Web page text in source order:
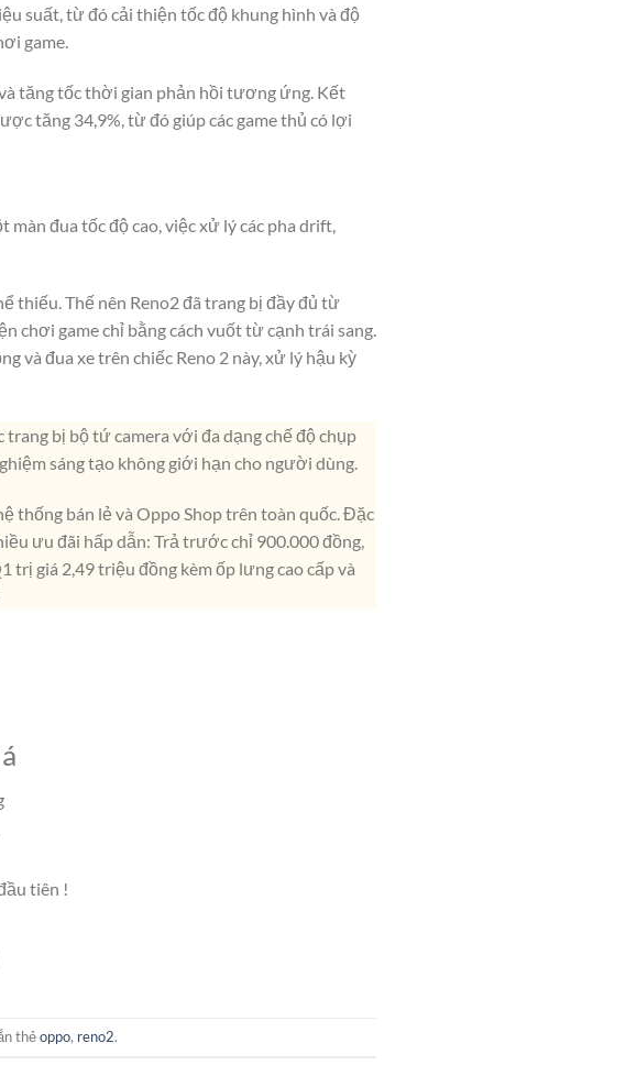
suất, từ đó cải thiện tốc độ khung hình và độ
game.
và tăng tốc thời gian phản hồi tương ứng. Kết
tăng 34,9%, từ đó giúp các game thủ có lợi
đua tốc độ cao, việc xử lý các pha drift,
thiếu. Thế nên Reno2 đã trang bị đầy đủ từ
chơi game chỉ bằng cách vuốt từ cạnh trái sang.
và đua xe trên chiếc Reno 2 này, xử lý hậu kỳ
trang bị bộ tứ camera với đa dạng chế độ chụp
sáng tạo không giới hạn cho người dùng.
thống bán lẻ và Oppo Shop trên toàn quốc. Đặc
ưu đãi hấp dẫn: Trả trước chỉ 900.000 đồng,
trị giá 2,49 triệu đồng kèm ốp lưng cao cấp và
tiên !
thẻoppo, reno2.